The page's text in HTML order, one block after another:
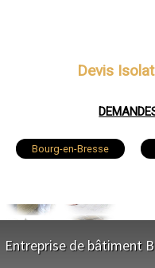
Devis
Bourg-en-Bresse
Gex Miribel
Saint-Genis-Pouilly
Entreprise de bâtiment